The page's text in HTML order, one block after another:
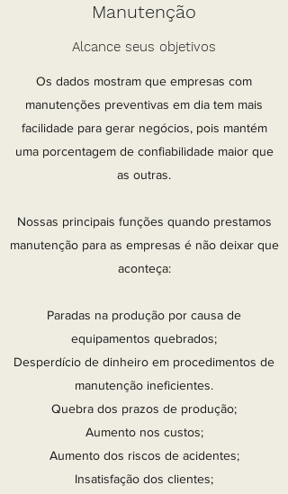
Manutenção
Alcance seus objetivos
Os dados mostram que empresas com
manutenções preventivas em dia tem mais
facilidade para gerar negócios, pois mantém
uma porcentagem de confiabilidade maior que
as outras.
Nossas principais funções quando prestamos
manutenção para as empresas é não deixar que
aconteça:
Paradas na produção por causa de
equipamentos quebrados;
Desperdício de dinheiro em procedimentos de
manutenção ineficientes.
Quebra dos prazos de produção;
Aumento nos custos;
Aumento dos riscos de acidentes;
Insatisfação dos clientes;